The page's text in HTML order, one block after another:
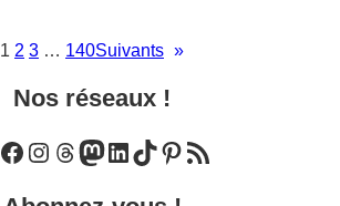
1 2 3 … 140Suivants »
Nos réseaux !
Facebook Instagram Threads Mastodon LinkedIn TikTok Pinterest Flux RSS